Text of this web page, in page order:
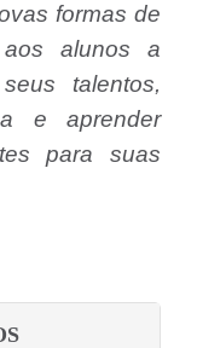
formas de
alunos a
talentos,
e aprender
para suas